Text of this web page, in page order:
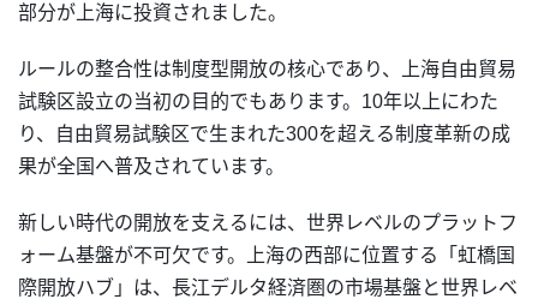
部分が上海に投資されました。
ルールの整合性は制度型開放の核心であり、上海自由貿易
試験区設立の当初の目的でもあります。10年以上にわた
り、自由貿易試験区で生まれた300を超える制度革新の成
果が全国へ普及されています。
新しい時代の開放を支えるには、世界レベルのプラットフ
ォーム基盤が不可欠です。上海の西部に位置する「虹橋国
際開放ハブ」は、長江デルタ経済圏の市場基盤と世界レベ